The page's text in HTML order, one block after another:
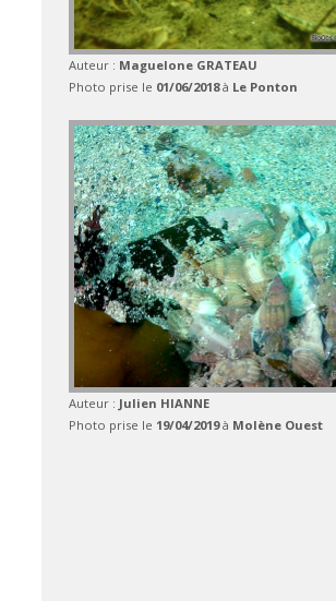
Auteur : Maguelone GRATEAU
Photo prise le 01/06/2018à Le Ponton
Auteur : Julien HIANNE
Photo prise le 19/04/2019à Molène Ouest